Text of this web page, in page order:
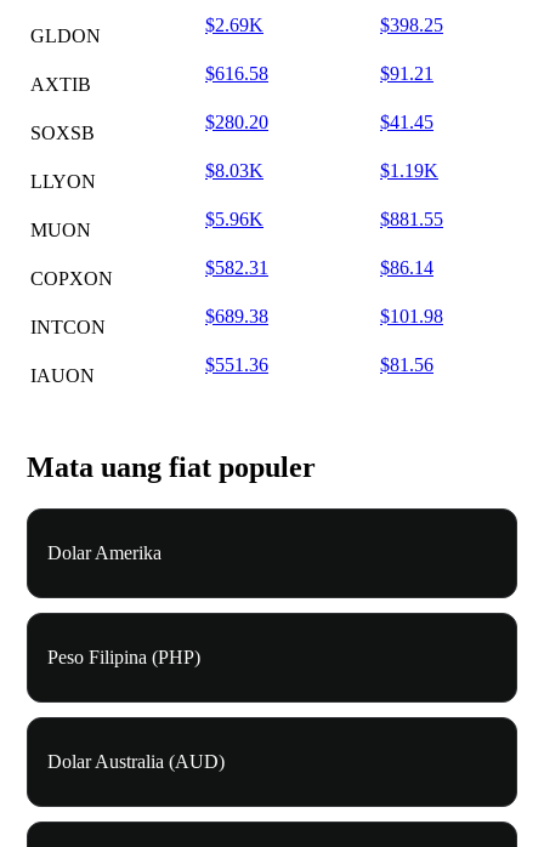
GLDON
$2.69K $398.25
AXTIB
$616.58 $91.21
SOXSB
$280.20 $41.45
LLYON
$8.03K $1.19K
MUON
$5.96K $881.55
COPXON
$582.31 $86.14
INTCON
$689.38 $101.98
IAUON
$551.36 $81.56
Mata uang fiat populer
Dolar Amerika
Peso Filipina (PHP)
Dolar Australia (AUD)